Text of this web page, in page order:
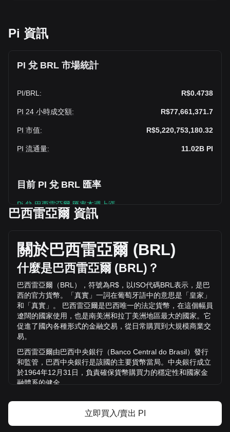
Pi 資訊
PI 兌 BRL 市場統計
PI/BRL : R$0.4738
PI 24 小時成交額: R$77,661,371.7
PI 市值: R$5,220,753,180.32
PI 流通量: 11.02B PI
目前 PI 兌 BRL 匯率
Pi 兌 巴西雷亞爾 匯率本週上漲。
Pi 的目前價格是 R$0.4738 / PI，總市值為11,018,123,000
過去24小時內下跌了 Pi%（R$43,998,872.52 BRL），而同期
R$33,662,499.18 的交易量為 +130.71 。
透過 Bitget 了解更多 Pi 相關資訊
Pi 價格
Pi價格預測
什麼是 Pi（PI）？
Pi 收益計算器
巴西雷亞爾 資訊
關於巴西雷亞爾 (BRL)
什麼是巴西雷亞爾 (BRL) ？
巴西雷亞爾（BRL ），符號為R$ ，以ISO代碼BRL 表示，是巴
西的官方貨幣。「真實」一詞在葡萄牙語中的意思是「皇家」
和「真實」。
巴西雷亞爾是巴西唯一的法定貨幣，在這個幅員
遼闊的國家使用，也是南美洲和拉丁美洲地區最大的國家。它
促進了國內各種形式的金融交易，從日常購買到大規模商業交
易。
巴西雷亞爾由巴西中央銀行（Banco Central do Brasil）發行
和監管，巴西中央銀行是該國的主要貨幣當局。中央銀行成立
於1964年12 月31 日，負責確保貨幣購買力的穩定性和國家金
融體系的健全。
Blur的發展歷史為何？
1994年7月1日在伊塔馬爾
(Itamar Franco)擔任總統期間推出。這是穩定巴西經濟的重
立即買入/賣出 PI